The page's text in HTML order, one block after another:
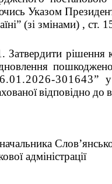
Указом
(зі змінами) ,
Затвердити рішення
301643” у
відповідно до
адміністрації